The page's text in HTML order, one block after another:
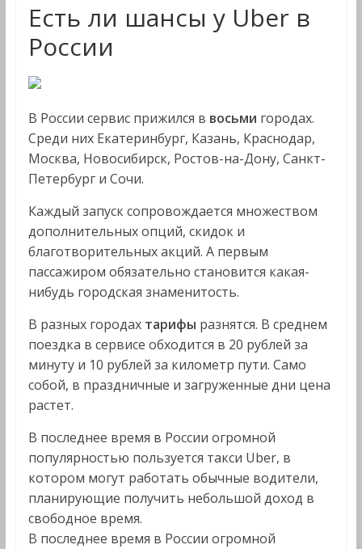
Есть ли шансы у Uber в
России
В России сервис прижился в восьми городах.
Среди них Екатеринбург, Казань, Краснодар,
Москва, Новосибирск, Ростов-на-Дону, Санкт-
Петербург и Сочи.
Каждый запуск сопровождается множеством
дополнительных опций, скидок и
благотворительных акций. А первым
пассажиром обязательно становится какая-
нибудь городская знаменитость.
В разных городах тарифы разнятся. В среднем
поездка в сервисе обходится в 20 рублей за
минуту и 10 рублей за километр пути. Само
собой, в праздничные и загруженные дни цена
растет.
В последнее время в России огромной
популярностью пользуется такси Uber, в
котором могут работать обычные водители,
планирующие получить небольшой доход в
свободное время.
В последнее время в России огромной